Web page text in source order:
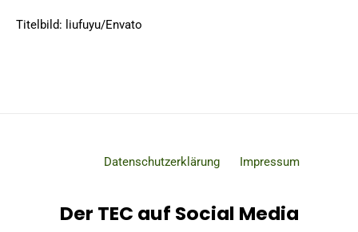
Titelbild: liufuyu/Envato
Datenschutzerklärung Impressum
Der TEC auf Social Media